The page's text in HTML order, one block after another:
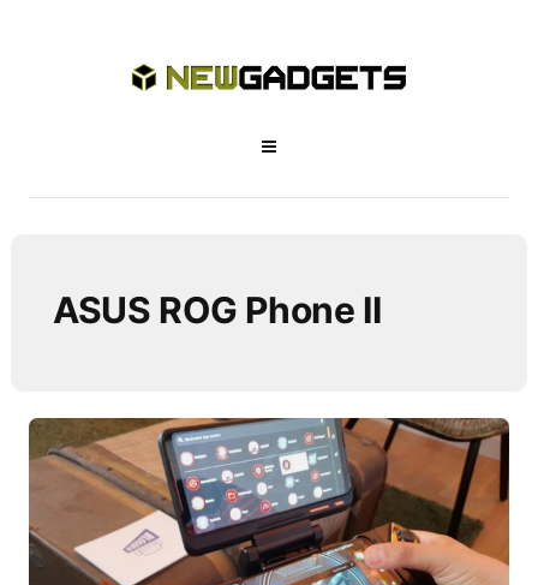
ASUS ROG Phone II